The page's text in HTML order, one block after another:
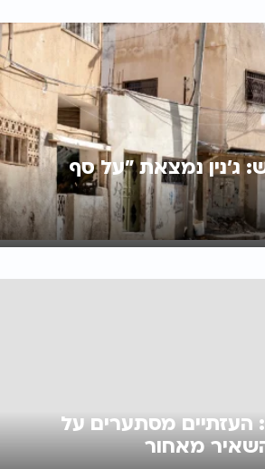
ג'נין נמצאת "על סף
העזתיים מסתערים על
מאחור